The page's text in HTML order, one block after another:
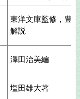
東洋文庫監修，豊
解説
澤田治美編
塩田雄大著